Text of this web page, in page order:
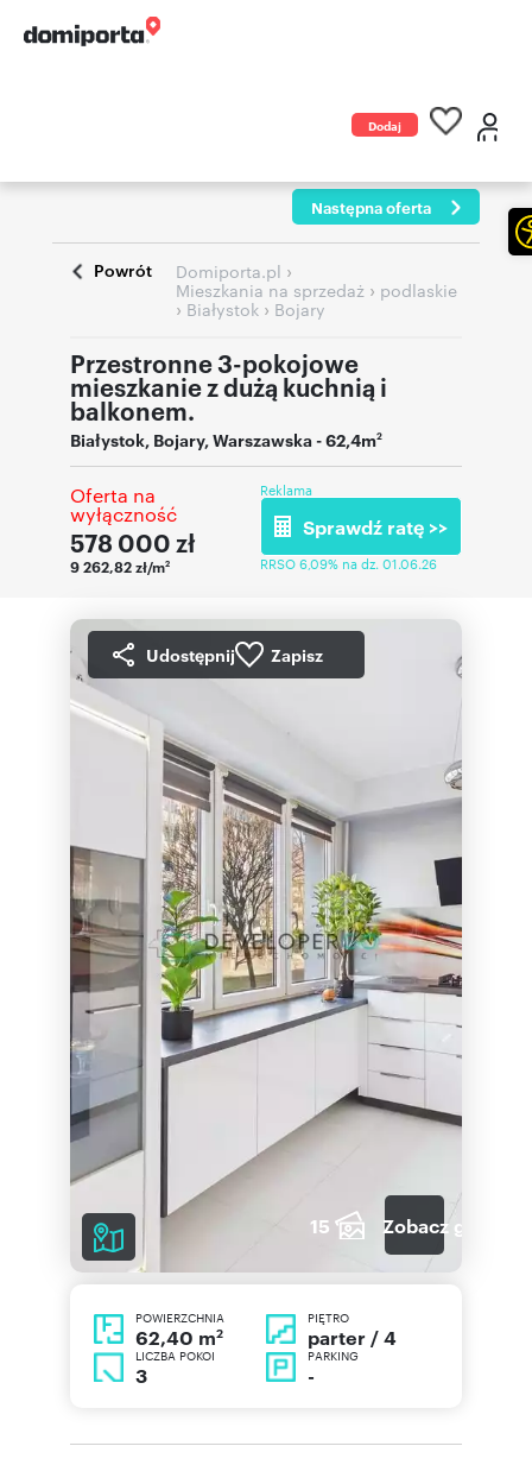
Dodaj
Następna oferta
Powrót Domiporta.pl ›
Mieszkania na sprzedaż › podlaskie
› Białystok › Bojary
Przestronne 3-pokojowe
mieszkanie z dużą kuchnią i
balkonem.
Białystok, Bojary,Warszawska- 62,4m2
Oferta na
wyłączność
578 000 zł
9 262,82 zł/m2
Reklama
Sprawdź ratę >>
RRSO 6,09% na dz. 01.06.26
Udostępnij Zapisz
15 Zobacz galerię
POWIERZCHNIA
62,40 m2
PIĘTRO
parter / 4
LICZBA POKOI
3
PARKING
-